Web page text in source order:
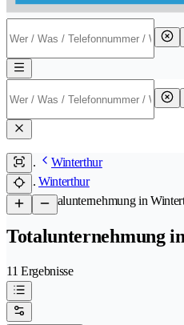
Winterthur
Winterthur
/Totalunternehmung in
Totalunternehmung
11 Ergebnisse